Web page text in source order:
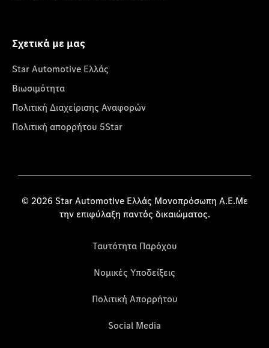
Σχετικά με μας
Star Automotive Ελλάς
Βιωσιμότητα
Πολιτική Διαχείρισης Αναφορών
Πολιτική απορρήτου 5Star
© 2026 Star Automotive Ελλάς Μονοπρόσωπη Α.Ε.Με
την επιφύλαξη παντός δικαιώματος.
Ταυτότητα Παρόχου
Νομικές Υποδείξεις
Πολιτική Απορρήτου
Social Media